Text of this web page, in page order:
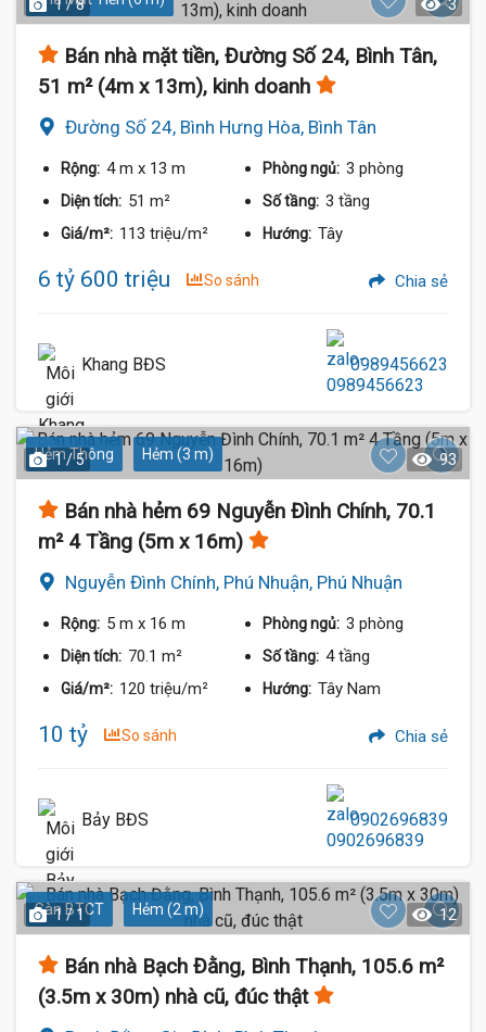
1 / 8 3
Bán nhà mặt tiền, Đường Số 24, Bình Tân,
51 m² (4m x 13m), kinh doanh
Đường Số 24, Bình Hưng Hòa, Bình Tân
Rộng: 4 m x 13 m Phòng ngủ: 3 phòng
Diện tích: 51 m² Số tầng: 3 tầng
Giá/m²: 113 triệu/m² Hướng: Tây
6 tỷ 600 triệu So sánh Chia sẻ
Khang BĐS 0989456623
Hẻm Thông Hẻm (3 m)
1 / 5 93
Bán nhà hẻm 69 Nguyễn Đình Chính, 70.1
m² 4 Tầng (5m x 16m)
Nguyễn Đình Chính, Phú Nhuận, Phú Nhuận
Rộng: 5 m x 16 m Phòng ngủ: 3 phòng
Diện tích: 70.1 m² Số tầng: 4 tầng
Giá/m²: 120 triệu/m² Hướng: Tây Nam
10 tỷ So sánh Chia sẻ
Bảy BĐS 0902696839
Sàn BTCT Hẻm (2 m)
1 / 1 12
Bán nhà Bạch Đằng, Bình Thạnh, 105.6 m²
(3.5m x 30m) nhà cũ, đúc thật
4.35 Tỷ